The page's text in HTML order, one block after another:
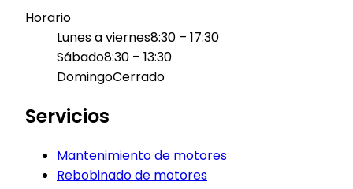
Horario
Lunes a viernes8:30 – 17:30
Sábado8:30 – 13:30
DomingoCerrado
Servicios
Mantenimiento de motores
Rebobinado de motores